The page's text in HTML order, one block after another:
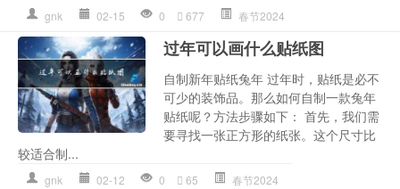
gnk 02-15 0 677 春节2024
过年可以画什么贴纸图
自制新年贴纸兔年 过年时，贴纸是必不
可少的装饰品。那么如何自制一款兔年
贴纸呢？方法步骤如下： 首先，我们需
要寻找一张正方形的纸张。这个尺寸比
较适合制...
gnk 02-12 0 65 春节2024